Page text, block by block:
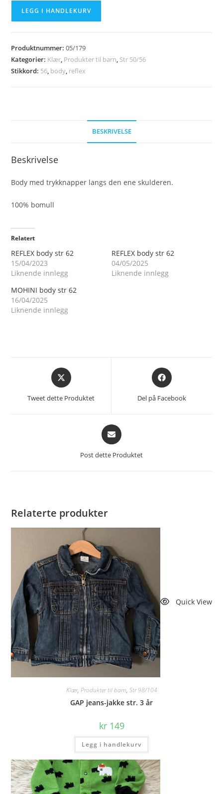
antall
LEGG I HANDLEKURV
Produktnummer:05/179
Kategorier: Klær, Produkter til barn, Str 50/56
Stikkord: 56, body, reflex
BESKRIVELSE
Beskrivelse
Body med trykknapper langs den ene skulderen.
100% bomull
Relatert
REFLEX body str 62
15/04/2023
Liknende innlegg
REFLEX body str 62
04/05/2025
Liknende innlegg
MOHINI body str 62
16/04/2025
Liknende innlegg
Åpnes
i
Tweet dette Produktet
Åpnes
i
et
Del på Facebook
Åpnes
i
Post dette Produktet
Relaterte produkter
Quick View
Klær, Produkter til barn, Str 98/104
GAP jeans-jakke str. 3 år
kr149
Legg i handlekurv